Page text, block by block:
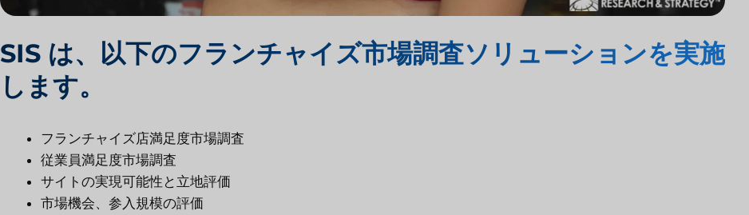
SIS は、以下のフランチャイズ市場調査ソリューションを実施
します。
フランチャイズ店満足度市場調査
従業員満足度市場調査
サイトの実現可能性と立地評価
市場機会、参入規模の評価